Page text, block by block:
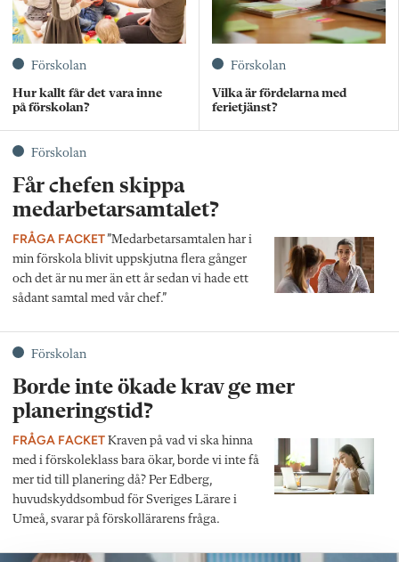
Förskolan
Hur kallt får det vara inne
på förskolan?
Förskolan
Vilka är fördelarna med
ferietjänst?
Förskolan
Får chefen skippa
medarbetarsamtalet?
FRÅGA FACKET”Medarbetarsamtalen har i
min förskola blivit uppskjutna flera gånger
och det är nu mer än ett år sedan vi hade ett
sådant samtal med vår chef.”
Förskolan
Borde inte ökade krav ge mer
planeringstid?
FRÅGA FACKET Kraven på vad vi ska hinna
med i förskoleklass bara ökar, borde vi inte få
mer tid till planering då? Per Edberg,
huvudskyddsombud för Sveriges Lärare i
Umeå, svarar på förskollärarens fråga.